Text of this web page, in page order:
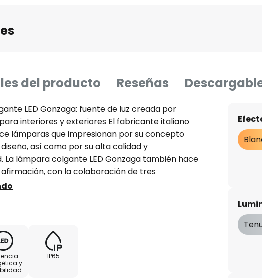
del producto Reseñas
LED Gonzaga: fuente de luz creada por
interiores y exteriores El fabricante italiano
lámparas que impresionan por su concepto
así como por su alta calidad y
La lámpara colgante LED Gonzaga también hace
con la colaboración de tres
De Bona, Dario De Meo y Matteo Ugolini. Das
el exterior desde el centro, parece seguir los
situados bajo la forma de disco redondo de
de una cubierta transparente estriada. Die,
intemperie, puede regularse con un regulador
extremadamente versátil: desde salones y
y
IP65